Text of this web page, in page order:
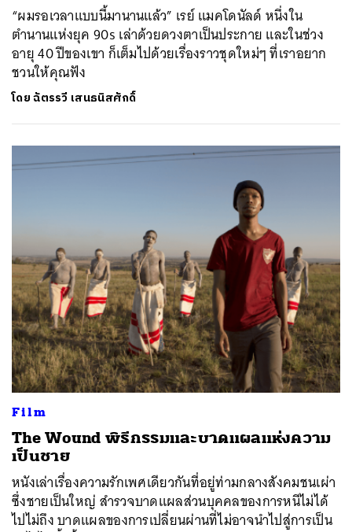
“ผมรอเวลาแบบนี้มานานแล้ว” เรย์ แมคโดนัลด์ หนึ่งใน
ตำนานแห่งยุค 90s เล่าด้วยดวงตาเป็นประกาย และในช่วง
อายุ 40 ปีของเขา ก็เต็มไปด้วยเรื่องราวชุดใหม่ๆ ที่เราอยาก
ชวนให้คุณฟัง
โดยฉัตรรวี เสนธนิสศักดิ์
Film
The Wound พิธีกรรมและบาดแผลแห่งความ
เป็นชาย
หนังเล่าเรื่องความรักเพศเดียวกันที่อยู่ท่ามกลางสังคมชนเผ่า
ซึ่งชายเป็นใหญ่ สำรวจบาดแผลส่วนบุคคลของการหนีไม่ได้
ไปไม่ถึง บาดแผลของการเปลี่ยนผ่านที่ไม่อาจนำไปสู่การเป็น